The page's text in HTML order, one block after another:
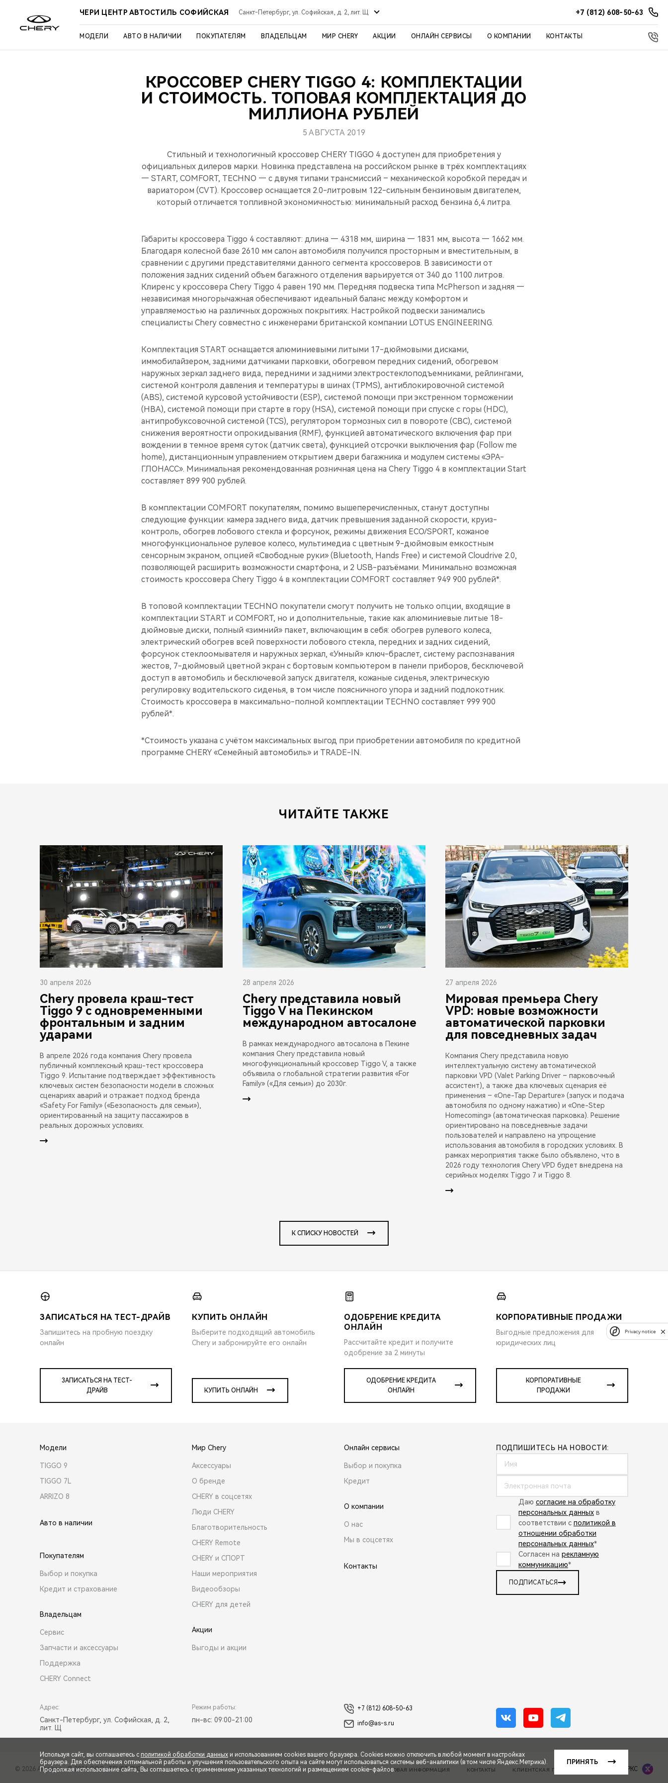
ЧЕРИ ЦЕНТР АВТОСТИЛЬ СОФИЙСКАЯ Санкт-Петербург, ул. Софийская, д. 2, лит. Щ +7 (812) 608-50-63
МОДЕЛИ АВТО В НАЛИЧИИ ПОКУПАТЕЛЯМ ВЛАДЕЛЬЦАМ МИР CHERY АКЦИИ ОНЛАЙН СЕРВИСЫ О КОМПАНИИ КОНТАКТЫ
КРОССОВЕР CHERY TIGGO 4: КОМПЛЕКТАЦИИ
И СТОИМОСТЬ. ТОПОВАЯ КОМПЛЕКТАЦИЯ ДО
МИЛЛИОНА РУБЛЕЙ
5 АВГУСТА 2019
Стильный и технологичный кроссовер CHERY TIGGO 4 доступен для приобретения у
официальных дилеров марки. Новинка представлена на российском рынке в трёх комплектациях
— START, COMFORT, TECHNO — с двумя типами трансмиссий – механической коробкой передач и
вариатором (CVT). Кроссовер оснащается 2.0-литровым 122-сильным бензиновым двигателем,
который отличается топливной экономичностью: минимальный расход бензина 6,4 литра.
Габариты кроссовера Tiggo 4 составляют: длина — 4318 мм, ширина — 1831 мм, высота — 1662 мм.
Благодаря колесной базе 2610 мм салон автомобиля получился просторным и вместительным, в
сравнении с другими представителями данного сегмента кроссоверов. В зависимости от
положения задних сидений объем багажного отделения варьируется от 340 до 1100 литров.
Клиренс у кроссовера Chery Tiggo 4 равен 190 мм. Передняя подвеска типа McPherson и задняя —
независимая многорычажная обеспечивают идеальный баланс между комфортом и
управляемостью на различных дорожных покрытиях. Настройкой подвески занимались
специалисты Chery совместно с инженерами британской компании LOTUS ENGINEERING.
Комплектация START оснащается алюминиевыми литыми 17-дюймовыми дисками,
иммобилайзером, задними датчиками парковки, обогревом передних сидений, обогревом
наружных зеркал заднего вида, передними и задними электростеклоподъемниками, рейлингами,
системой контроля давления и температуры в шинах (TPMS), антиблокировочной системой
(ABS), системой курсовой устойчивости (ESP), системой помощи при экстренном торможении
(HBA), системой помощи при старте в гору (HSA), системой помощи при спуске с горы (HDC),
антипробуксовочной системой (TCS), регулятором тормозных сил в повороте (CBC), системой
снижения вероятности опрокидывания (RMF), функцией автоматического включения фар при
вождении в темное время суток (датчик света), функцией отсрочки выключения фар (Follow me
home), дистанционным управлением открытием двери багажника и модулем системы «ЭРА-
ГЛОНАСС». Минимальная рекомендованная розничная цена на Chery Tiggo 4 в комплектации Start
составляет 899 900 рублей.
В комплектации COMFORT покупателям, помимо вышеперечисленных, станут доступны
следующие функции: камера заднего вида, датчик превышения заданной скорости, круиз-
контроль, обогрев лобового стекла и форсунок, режимы движения ECO/SPORT, кожаное
многофункциональное рулевое колесо, мультимедиа с цветным 9-дюймовым емкостным
сенсорным экраном, опцией «Свободные руки» (Bluetooth, Hands Free) и системой Cloudrive 2.0,
позволяющей расширить возможности смартфона, и 2 USB-разъёмами. Минимально возможная
стоимость кроссовера Chery Tiggo 4 в комплектации COMFORT составляет 949 900 рублей*.
В топовой комплектации TECHNO покупатели смогут получить не только опции, входящие в
комплектации START и COMFORT, но и дополнительные, такие как алюминиевые литые 18-
дюймовые диски, полный «зимний» пакет, включающим в себя: обогрев рулевого колеса,
электрический обогрев всей поверхности лобового стекла, передних и задних сидений,
форсунок стеклоомывателя и наружных зеркал, «Умный» ключ-браслет, систему распознавания
жестов, 7-дюймовый цветной экран с бортовым компьютером в панели приборов, бесключевой
доступ в автомобиль и бесключевой запуск двигателя, кожаные сиденья, электрическую
регулировку водительского сиденья, в том числе поясничного упора и задний подлокотник.
Стоимость кроссовера в максимально-полной комплектации TECHNO составляет 999 900
рублей*.
*Стоимость указана с учётом максимальных выгод при приобретении автомобиля по кредитной
программе CHERY «Семейный автомобиль» и TRADE-IN.
ЧИТАЙТЕ ТАКЖЕ
30 апреля 2026
Chery провела краш-тест
Tiggo 9 с одновременными
фронтальным и задним
ударами
В апреле 2026 года компания Chery провела
публичный комплексный краш-тест кроссовера
Tiggo 9. Испытание подтверждает эффективность
ключевых систем безопасности модели в сложных
сценариях аварий и отражает подход бренда
«Safety For Family» («Безопасность для семьи»),
ориентированный на защиту пассажиров в
реальных дорожных условиях.
28 апреля 2026
Chery представила новый
Tiggo V на Пекинском
международном автосалоне
В рамках международного автосалона в Пекине
компания Chery представила новый
многофункциональный кроссовер Tiggo V, а также
объявила о глобальной стратегии развития «For
Family» («Для семьи») до 2030г.
27 апреля 2026
Мировая премьера Chery
VPD: новые возможности
автоматической парковки
для повседневных задач
Компания Chery представила новую
интеллектуальную систему автоматической
парковки VPD (Valet Parking Driver – парковочный
ассистент), а также два ключевых сценария её
применения – «One-Tap Departure» (запуск и подача
автомобиля по одному нажатию) и «One-Step
Homecoming» (автоматическая парковка). Решение
ориентировано на повседневные задачи
пользователей и направлено на упрощение
использования автомобиля в городских условиях. В
рамках мероприятия также было объявлено, что в
2026 году технология Chery VPD будет внедрена на
серийных моделях Tiggo 7 и Tiggo 8.
К СПИСКУ НОВОСТЕЙ
ЗАПИСАТЬСЯ НА ТЕСТ-ДРАЙВ
Запишитесь на пробную поездку
онлайн
ЗАПИСАТЬСЯ НА ТЕСТ-
ДРАЙВ
КУПИТЬ ОНЛАЙН
Выберите подходящий автомобиль
Chery и забронируйте его онлайн
КУПИТЬ ОНЛАЙН
ОДОБРЕНИЕ КРЕДИТА
ОНЛАЙН
Рассчитайте кредит и получите
одобрение за 2 минуты
ОДОБРЕНИЕ КРЕДИТА
ОНЛАЙН
КОРПОРАТИВНЫЕ ПРОДАЖИ
Выгодные предложения для
юридических лиц
КОРПОРАТИВНЫЕ
ПРОДАЖИ
Модели
TIGGO 9
TIGGO 7L
ARRIZO 8
Авто в наличии
Покупателям
Выбор и покупка
Кредит и страхование
Владельцам
Сервис
Запчасти и аксессуары
Поддержка
CHERY Connect
Мир Chery
Аксессуары
О бренде
CHERY в соцсетях
Люди CHERY
Благотворительность
CHERY Remote
CHERY и СПОРТ
Наши мероприятия
Видеообзоры
CHERY для детей
Акции
Выгоды и акции
Онлайн сервисы
Выбор и покупка
Кредит
О компании
О нас
Мы в соцсетях
Контакты
ПОДПИШИТЕСЬ НА НОВОСТИ:
Даю согласие на обработку
персональных данных в
соответствии с политикой в
отношении обработки
персональных данных*
Согласен на рекламную
коммуникацию*
ПОДПИСАТЬСЯ
Адрес:
Санкт-Петербург, ул. Софийская, д. 2,
лит. Щ
Режим работы:
пн-вс: 09:00-21:00
+7 (812) 608-50-63
info@as-s.ru
© 2026 Автостиль © 2026 ООО «ТЕНЕТ РУС» ПРАВОВАЯ ИНФОРМАЦИЯ КОНТАКТЫ КЛИЕНТСКАЯ ПОДДЕРЖКА Сделано в ПЕРКС
Используя сайт, вы соглашаетесь с политикой обработки данных и использованием cookies вашего браузера. Cookies можно отключить в любой момент в настройках
браузера. Для обеспечения оптимальной работы и улучшения пользовательского опыта на сайте могут использоваться системы веб-аналитики (в том числе Яндекс.Метрика).
Продолжая использование сайта, Вы соглашаетесь с применением указанных технологий и размещением cookie-файлов.
ПРИНЯТЬ
Privacy notice